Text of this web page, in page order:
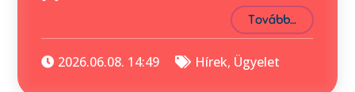
Tovább…
2026.06.08. 14:49 Hírek, Ügyelet